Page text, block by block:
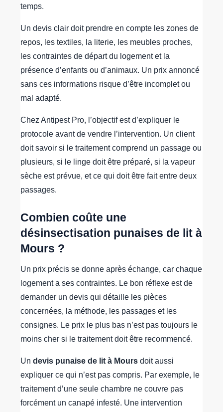
temps.
Un devis clair doit prendre en compte les zones de
repos, les textiles, la literie, les meubles proches,
les contraintes de départ du logement et la
présence d’enfants ou d’animaux. Un prix annoncé
sans ces informations risque d’être incomplet ou
mal adapté.
Chez Antipest Pro, l’objectif est d’expliquer le
protocole avant de vendre l’intervention. Un client
doit savoir si le traitement comprend un passage ou
plusieurs, si le linge doit être préparé, si la vapeur
sèche est prévue, et ce qui doit être fait entre deux
passages.
Combien coûte une
désinsectisation punaises de lit à
Mours ?
Un prix précis se donne après échange, car chaque
logement a ses contraintes. Le bon réflexe est de
demander un devis qui détaille les pièces
concernées, la méthode, les passages et les
consignes. Le prix le plus bas n’est pas toujours le
moins cher si le traitement doit être recommencé.
Un devis punaise de lit à Mours doit aussi
expliquer ce qui n’est pas compris. Par exemple, le
traitement d’une seule chambre ne couvre pas
forcément un canapé infesté. Une intervention